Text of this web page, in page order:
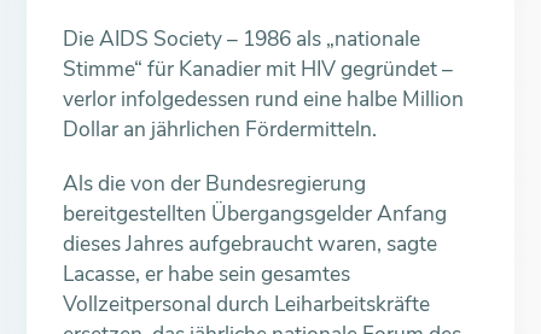
Die AIDS Society – 1986 als „nationale
Stimme“ für Kanadier mit HIV gegründet –
verlor infolgedessen rund eine halbe Million
Dollar an jährlichen Fördermitteln.
Als die von der Bundesregierung
bereitgestellten Übergangsgelder Anfang
dieses Jahres aufgebraucht waren, sagte
Lacasse, er habe sein gesamtes
Vollzeitpersonal durch Leiharbeitskräfte